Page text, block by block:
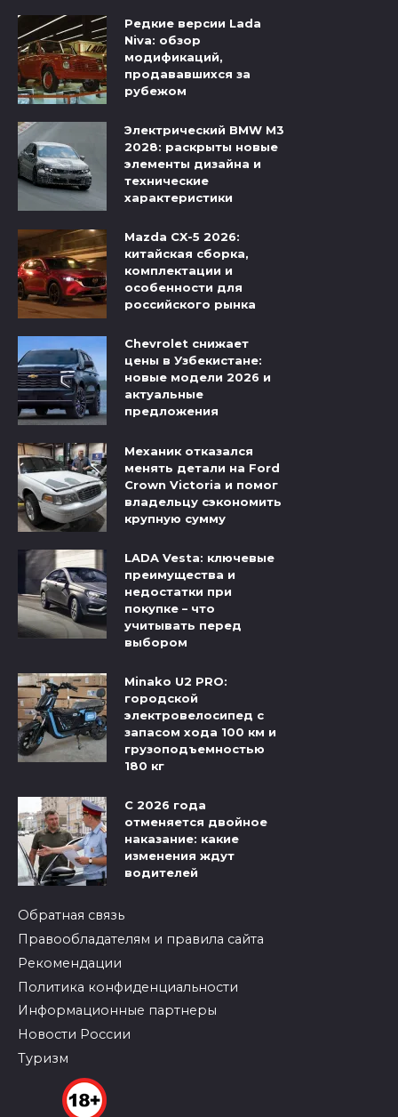
Редкие версии Lada
Niva: обзор
модификаций,
продававшихся за
рубежом
Электрический BMW M3
2028: раскрыты новые
элементы дизайна и
технические
характеристики
Mazda CX-5 2026:
китайская сборка,
комплектации и
особенности для
российского рынка
Chevrolet снижает
цены в Узбекистане:
новые модели 2026 и
актуальные
предложения
Механик отказался
менять детали на Ford
Crown Victoria и помог
владельцу сэкономить
крупную сумму
LADA Vesta: ключевые
преимущества и
недостатки при
покупке – что
учитывать перед
выбором
Minako U2 PRO:
городской
электровелосипед с
запасом хода 100 км и
грузоподъемностью
180 кг
С 2026 года
отменяется двойное
наказание: какие
изменения ждут
водителей
Обратная связь
Правообладателям и правила сайта
Рекомендации
Политика конфиденциальности
Информационные партнеры
Новости России
Туризм